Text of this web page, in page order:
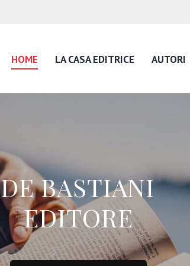
HOME LA CASA EDITRICE AUTORI
DE BASTIANI
EDITORE